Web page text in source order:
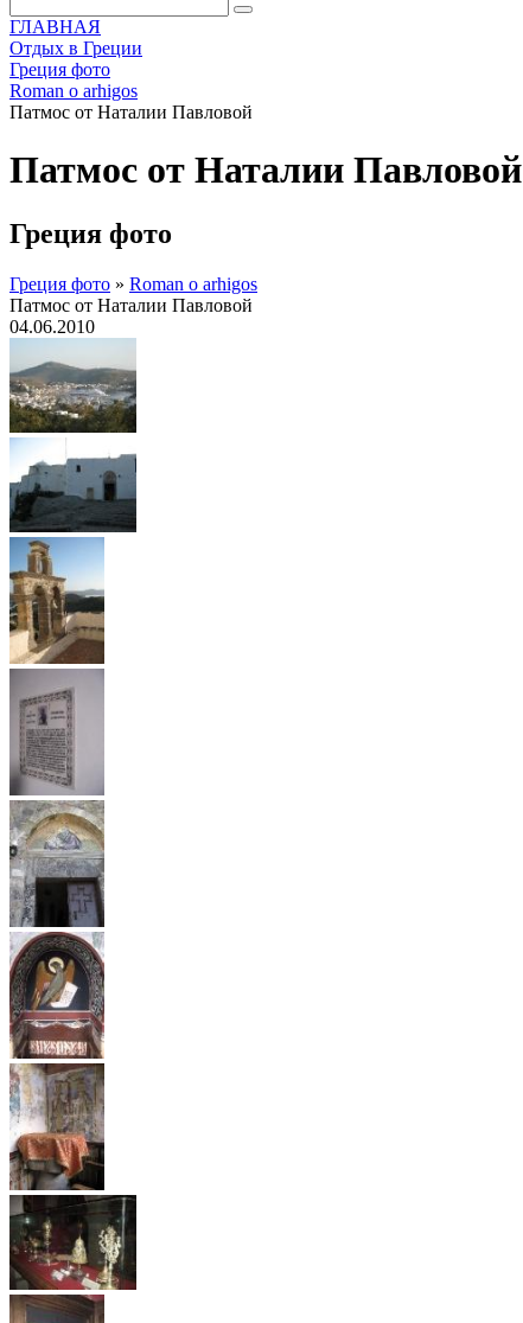
ГЛАВНАЯ
Отдых в Греции
Греция фото
Roman o arhigos
Патмос от Наталии Павловой
Патмос от Наталии Павловой
Греция фото
Греция фото » Roman o arhigos
Патмос от Наталии Павловой
04.06.2010